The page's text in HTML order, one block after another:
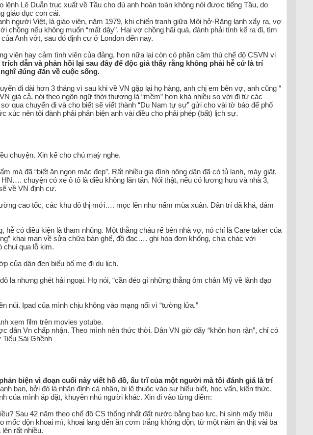
Lê Duẫn trục xuất về Tầu cho dù anh hoàn toàn không nói được tiếng Tầu, do
giáo dục con cái.
người Việt, là giáo viên, năm 1979, khi chiến tranh giữa Môi hở-Răng lạnh xẩy ra, vợ
chồng nếu không muốn “mất dậy”. Hai vợ chồng hãi quá, đành phải tính kế ra đi, tìm
Anh vớt, sau đó định cư ở London đến nay.
viên hay cảm tình viên của đảng, hơn nữa lại còn có phần căm thù chế độ CSVN vị
dẫn và phản hồi lại sau đây để độc giả thấy rằng không phải hễ cứ là trí
đúng đắn về cuộc sống.
đi dài hơn 3 tháng vì sau khi về VN gặp lại họ hàng, anh chị em bên vợ, anh cũng “
giá cả, nói theo ngôn ngữ thời thượng là “mềm” hơn khá nhiều so với đi từ các
qua chuyến đi và cho biết sẽ viết thành “Du Nam tự sự” gửi cho vài tờ báo để phổ
xúc nên tôi đành phải phản biện anh vài điều cho phải phép (bất) lịch sự.
chuyện. Xin kể cho chú maỳ nghe.
mà đã “biết ăn ngon mặc đẹp”. Rất nhiều gia đình nông dân đã có tủ lạnh, máy giặt,
chuyện có xe ô tô là điều không lăn tăn. Nói thật, nếu có lương hưu và nhà 3,
về VN định cư.
cao tốc, các khu đô thị mới…. mọc lên như nấm mùa xuân. Dân trí đã khá, dám
có điều kiện là tham nhũng. Một thằng cháu rể bên nhà vợ, nó chỉ là Care taker của
khai man về sửa chữa bàn ghế, đồ đạc…. ghi hóa đơn khống, chia chác với
chui qua lỗ kim.
của dân đen biếu bố mẹ đi du lịch.
nhưng ghét hải ngoại. Họ nói, “cần đéo gí những thằng ôm chân Mỹ về lãnh đạo
núi. Ipad của mình chịu không vào mạng nổi vì “tường lửa.”
xem film trên movies yotube.
Vn chấp nhận. Theo mình nên thức thời. Dân VN giờ đấy “khôn hơn rận”, chỉ có
Sài Ghềnh
biện vì đoạn cuối này viết hồ đồ, ấu trĩ của một người mà tôi đánh giá là trí
bạn, bởi đó là nhận định cá nhân, bị lệ thuộc vào sự hiểu biết, học vấn, kiến thức,
của mình áp đặt, khuyên nhủ người khác. Xin đi vào từng điểm:
Sau 42 năm theo chế độ CS thống nhất đất nước bằng bạo lực, hi sinh mấy triệu
độn khoai mì, khoai lang đến ăn cơm trắng không độn, từ một năm ăn thịt vài ba
rất nhiều.